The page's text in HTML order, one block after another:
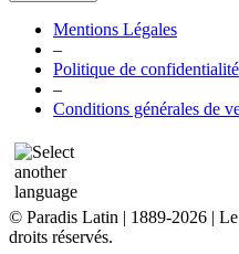
Mentions Légales
–
Politique de confidentialité
–
Conditions générales de
© Paradis Latin | 1889-2026 |
droits réservés.